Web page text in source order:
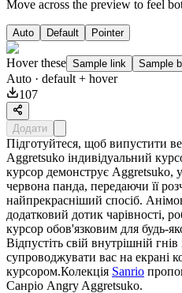
Move across the preview to feel
Auto Default Pointer
Hover these Sample link Sample
Auto · default + hover
107
Додати
Підготуйтеся, щоб випустити
Aggretsuko індивідуальний
курсор демонструє Aggretsuko,
червона панда, передаючи її
найпрекрасніший спосіб.
додатковий дотик чарівності,
курсор обов'язковим для будь-
Відпустіть свій внутрішній
супроводжувати вас на екрані
курсором.Колекція Sanrio
Санріо Angry Aggretsuko.